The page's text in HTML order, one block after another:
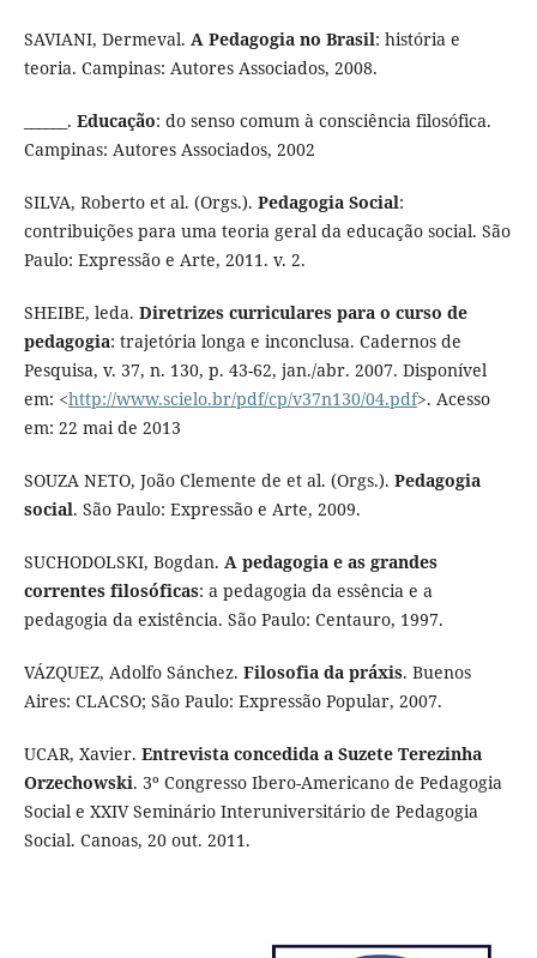
SAVIANI, Dermeval. A Pedagogia no Brasil: história e
teoria. Campinas: Autores Associados, 2008.
______. Educação: do senso comum à consciência filosófica.
Campinas: Autores Associados, 2002
SILVA, Roberto et al. (Orgs.). Pedagogia Social:
contribuições para uma teoria geral da educação social. São
Paulo: Expressão e Arte, 2011. v. 2.
SHEIBE, leda. Diretrizes curriculares para o curso de
pedagogia: trajetória longa e inconclusa. Cadernos de
Pesquisa, v. 37, n. 130, p. 43-62, jan./abr. 2007. Disponível
em: <http://www.scielo.br/pdf/cp/v37n130/04.pdf>. Acesso
em: 22 mai de 2013
SOUZA NETO, João Clemente de et al. (Orgs.). Pedagogia
social. São Paulo: Expressão e Arte, 2009.
SUCHODOLSKI, Bogdan. A pedagogia e as grandes
correntes filosóficas: a pedagogia da essência e a
pedagogia da existência. São Paulo: Centauro, 1997.
VÁZQUEZ, Adolfo Sánchez. Filosofia da práxis. Buenos
Aires: CLACSO; São Paulo: Expressão Popular, 2007.
UCAR, Xavier. Entrevista concedida a Suzete Terezinha
Orzechowski. 3º Congresso Ibero-Americano de Pedagogia
Social e XXIV Seminário Interuniversitário de Pedagogia
Social. Canoas, 20 out. 2011.